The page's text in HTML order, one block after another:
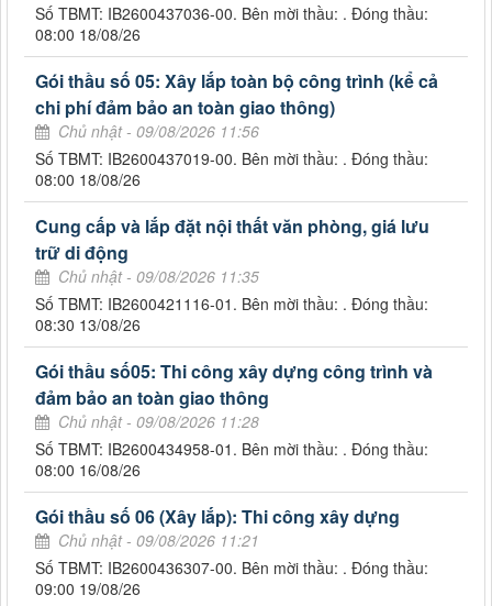
Số TBMT: IB2600437036-00. Bên mời thầu: . Đóng thầu:
08:00 18/08/26
Gói thầu số 05: Xây lắp toàn bộ công trình (kể cả
chi phí đảm bảo an toàn giao thông)
Chủ nhật - 09/08/2026 11:56
Số TBMT: IB2600437019-00. Bên mời thầu: . Đóng thầu:
08:00 18/08/26
Cung cấp và lắp đặt nội thất văn phòng, giá lưu
trữ di động
Chủ nhật - 09/08/2026 11:35
Số TBMT: IB2600421116-01. Bên mời thầu: . Đóng thầu:
08:30 13/08/26
Gói thầu số05: Thi công xây dựng công trình và
đảm bảo an toàn giao thông
Chủ nhật - 09/08/2026 11:28
Số TBMT: IB2600434958-01. Bên mời thầu: . Đóng thầu:
08:00 16/08/26
Gói thầu số 06 (Xây lắp): Thi công xây dựng
Chủ nhật - 09/08/2026 11:21
Số TBMT: IB2600436307-00. Bên mời thầu: . Đóng thầu:
09:00 19/08/26